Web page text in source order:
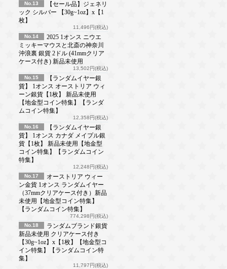
No.13
【セール品】ジェネリ
ック シルバー 【30g~1oz】x【1
枚】
11,496円(税込)
No.14
2025 1オンス ニウエ
ミッキーマウスと北斎の神奈川
沖浪裏 銀貨 2ドル (41mmクリア
ケース付き) 新品未使用
13,502円(税込)
No.15
【ランダムイヤー銀
貨】 1オンス オーストリア ウィ
ーン銀貨【1枚】 新品未使用
【地金型コイン特集】【ランダ
ムコイン特集】
12,358円(税込)
No.16
【ランダムイヤー銀
貨】 1オンス カナダ メイプル銀
貨【1枚】 新品未使用【地金型
コイン特集】【ランダムコイン
特集】
12,248円(税込)
No.17
オーストリア ウィー
ン金貨 1オンス ランダムイヤー
（37mmクリアケース付き）新品
未使用【地金型コイン特集】
【ランダムコイン特集】
774,298円(税込)
No.18
ランダムブランド銀貨
新品未使用 クリアケース付き
【30g~1oz】x【1枚】【地金型コ
イン特集】【ランダムコイン特
集】
11,797円(税込)